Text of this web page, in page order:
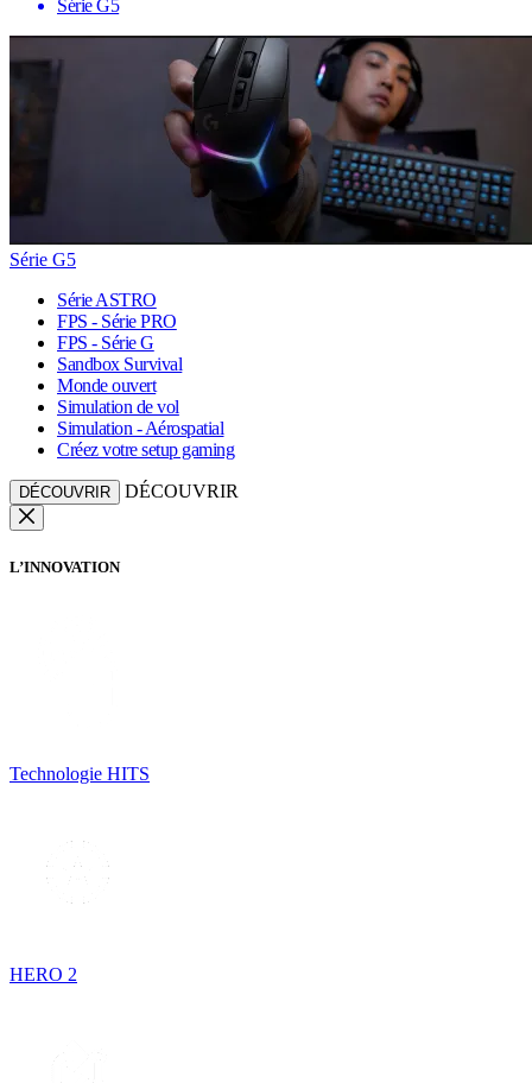
Série G5
Série G5
Série ASTRO
FPS - Série PRO
FPS - Série G
Sandbox Survival
Monde ouvert
Simulation de vol
Simulation - Aérospatial
Créez votre setup gaming
DÉCOUVRIR DÉCOUVRIR
L’INNOVATION
Technologie HITS
HERO 2